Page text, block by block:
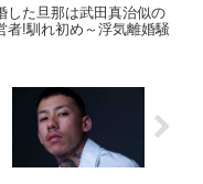
した旦那は武田真治似の
者!馴れ初め～浮気離婚騒